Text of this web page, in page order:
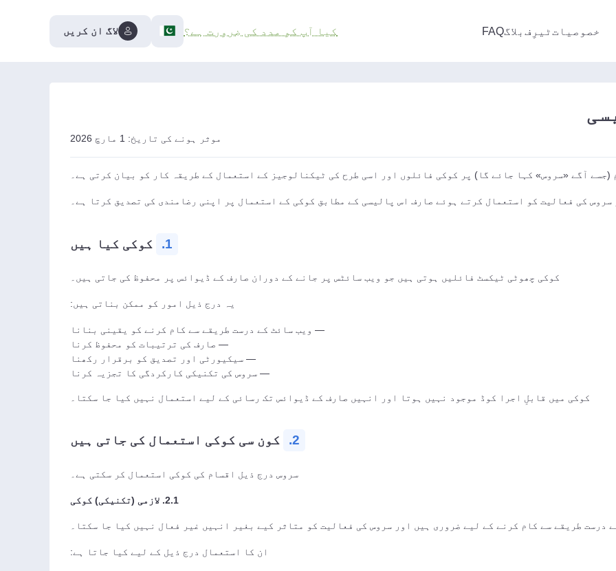
خصوصیاتٹیرِف بلاگFAQ کیا آپ کو مدد کی ضرورت ہے؟ لاگ ان کریں
موثر ہونے کی تاریخ: 1 مارچ 2026
(جسے آگے «سروس» کہا جائے گا) پر کوکی فائلوں اور اسی طرح کی ٹیکنالوجیز کے استعمال کے طریقہ کار کو بیان کرتی ہے۔
سروس کی فعالیت کو استعمال کرتے ہوئے صارف اس پالیسی کے مطابق کوکی کے استعمال پر اپنی رضامندی کی تصدیق کرتا ہے۔
1. کوکی کیا ہیں
کوکی چھوٹی ٹیکسٹ فائلیں ہوتی ہیں جو ویب سائٹس پر جانے کے دوران صارف کے ڈیوائس پر محفوظ کی جاتی ہیں۔
یہ درج ذیل امور کو ممکن بناتی ہیں:
— ویب سائٹ کے درست طریقے سے کام کرنے کو یقینی بنانا
— صارف کی ترتیبات کو محفوظ کرنا
— سیکیورٹی اور تصدیق کو برقرار رکھنا
— سروس کی تکنیکی کارکردگی کا تجزیہ کرنا
کوکی میں قابلِ اجرا کوڈ موجود نہیں ہوتا اور انہیں صارف کے ڈیوائس تک رسائی کے لیے استعمال نہیں کیا جا سکتا۔
2. کون سی کوکی استعمال کی جاتی ہیں
سروس درج ذیل اقسام کی کوکی استعمال کر سکتی ہے۔
2.1. لازمی (تکنیکی) کوکی
درست طریقے سے کام کرنے کے لیے ضروری ہیں اور سروس کی فعالیت کو متاثر کیے بغیر انہیں غیر فعال نہیں کیا جا سکتا۔
ان کا استعمال درج ذیل کے لیے کیا جاتا ہے: